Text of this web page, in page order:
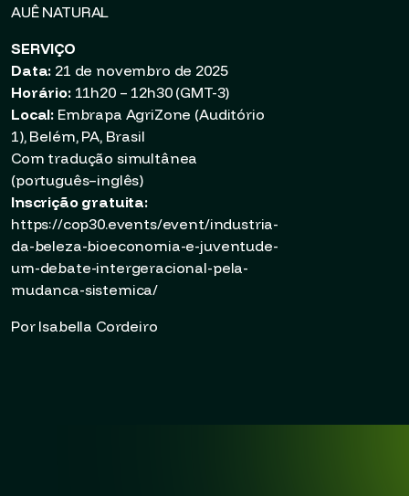
AUÊ NATURAL
SERVIÇO
Data: 21 de novembro de 2025
Horário:11h20 – 12h30 (GMT-3)
Local: Embrapa AgriZone (Auditório
1), Belém, PA, Brasil
Com tradução simultânea
(português–inglês)
Inscrição gratuita:
https://cop30.events/event/industria-
da-beleza-bioeconomia-e-juventude-
um-debate-intergeracional-pela-
mudanca-sistemica/
Por Isabella Cordeiro